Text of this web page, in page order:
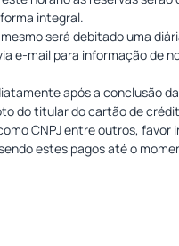
integral.
será debitado uma
mail para informação de
após a conclusão
do titular do cartão de
CNPJ entre outros,
estes pagos até o